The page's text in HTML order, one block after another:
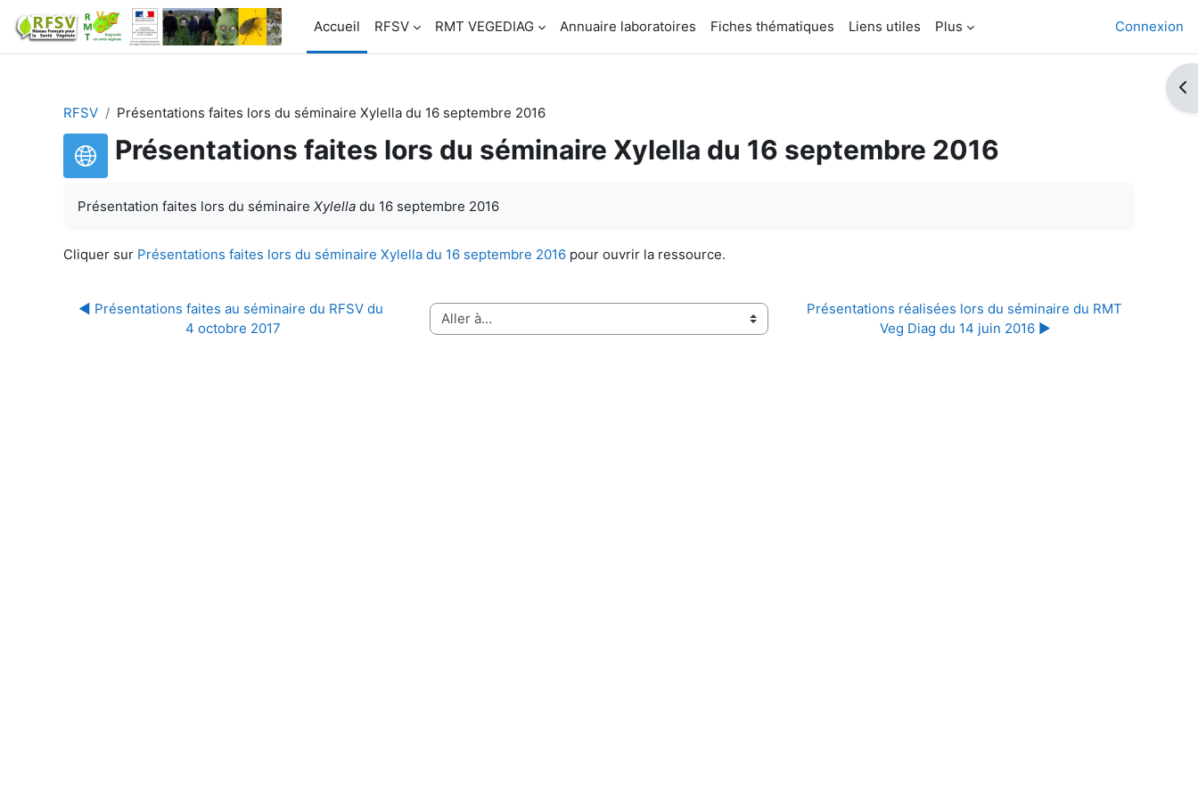
Passer au contenu principal
Accueil
RFSV RMT VEGEDIAG Annuaire laboratoires Fiches thématiques Liens utiles Plus Connexion
RFSV
Présentations faites lors du séminaire Xylella du 16 septembre 2016
Présentations faites lors du séminaire Xylella du 16 septembre 2016
Présentation faites lors du séminaire Xylella du 16 septembre 2016
Cliquer sur Présentations faites lors du séminaire Xylella du 16 septembre 2016 pour ouvrir la ressource.
◀︎ Présentations faites au séminaire du RFSV du
4 octobre 2017
Aller à…
Présentations réalisées lors du séminaire du RMT
Veg Diag du 14 juin 2016 ▶︎